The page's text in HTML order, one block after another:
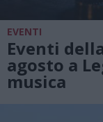
EVENTI
Eventi
agosto a
musica